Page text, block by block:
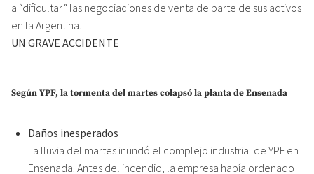
a “dificultar” las negociaciones de venta de parte de sus activos
en la Argentina.
UN GRAVE ACCIDENTE
Según YPF, la tormenta del martes colapsó la planta de Ensenada
Daños inesperados
La lluvia del martes inundó el complejo industrial de YPF en
Ensenada. Antes del incendio, la empresa había ordenado